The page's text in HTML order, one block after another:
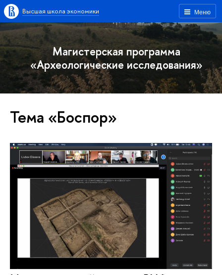
Меню
Высшая школа экономики
Магистерская программа
«Археологические исследования»
Тема «Боспор»